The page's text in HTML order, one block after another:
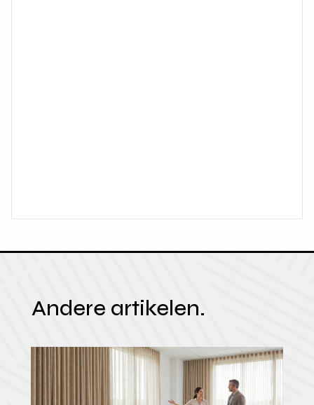
Andere artikelen.